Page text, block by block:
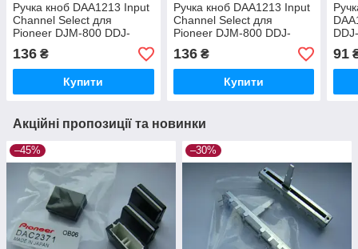
Ручка кноб DAA1213 Input
Channel Select для
Pioneer DJM-800 DDJ-
1000 DJM-700 DJM-750
DJM-850 DJM-900
136 ₴
Купити
Ручка кноб DAA1213 Input
Channel Select для
Pioneer DJM-800 DDJ-
1000 DJM-700 DJM-750
DJM-850 DJM-900
136₴
Купити
91
Акційні пропозиції та новинки
–45% –30%